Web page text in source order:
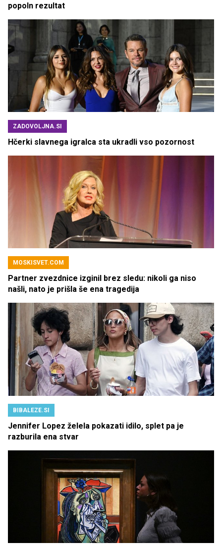
popoln rezultat
ZADOVOLJNA.SI
Hčerki slavnega igralca sta ukradli vso pozornost
MOSKISVET.COM
Partner zvezdnice izginil brez sledu: nikoli ga niso
našli, nato je prišla še ena tragedija
BIBALEZE.SI
Jennifer Lopez želela pokazati idilo, splet pa je
razburila ena stvar